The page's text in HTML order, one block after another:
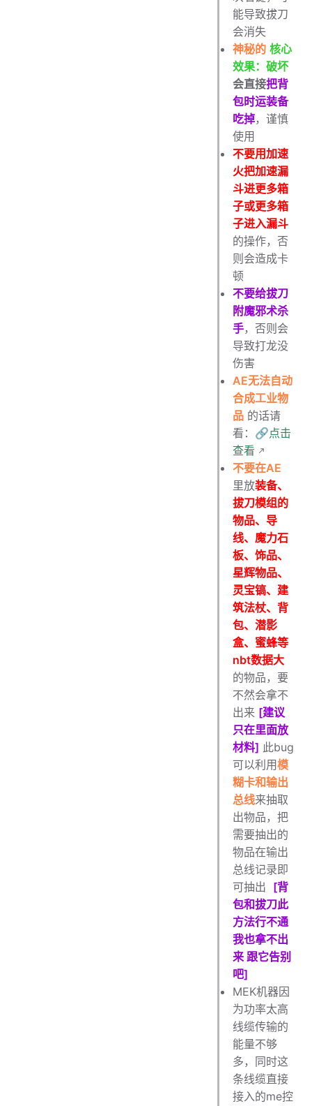
能导致拔刀
会消失
神秘的 核心
效果：破坏
会直接把背
包时运装备
吃掉，谨慎
使用
不要用加速
火把加速漏
斗进更多箱
子或更多箱
子进入漏斗
的操作，否
则会造成卡
顿
不要给拔刀
附魔邪术杀
手，否则会
导致打龙没
伤害
AE无法自动
合成工业物
品 的话请
看： 🔗点击
查看
不要在AE
里放装备、
拔刀模组的
物品、导
线、魔力石
板、饰品、
星辉物品、
灵宝镐、建
筑法杖、背
包、潜影
盒、蜜蜂等
nbt数据大
的物品，要
不然会拿不
出来 [建议
只在里面放
材料] 此bug
可以利用模
糊卡和输出
总线来抽取
出物品，把
需要抽出的
物品在输出
总线记录即
可抽出 [背
包和拔刀此
方法行不通
我也拿不出
来 跟它告别
吧]
MEK机器因
为功率太高
线缆传输的
能量不够
多，同时这
条线缆直接
接入的me控